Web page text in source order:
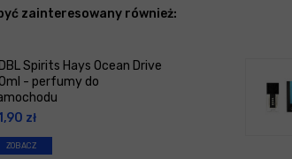
zainteresowany również:
Spirits Hays Ocean Drive
- perfumy do
zł
ZOBACZ